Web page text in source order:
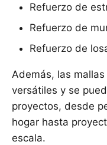
Refuerzo de
Refuerzo de
Refuerzo de
Además, las
versátiles y se
proyectos, desde
hogar hasta
escala.